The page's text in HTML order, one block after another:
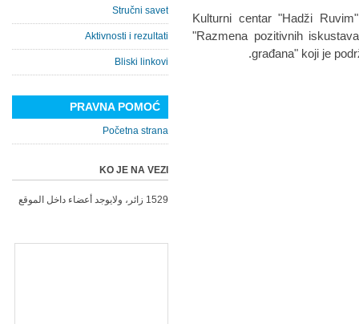
Kulturni centar "Hadži
"Razmena pozitivnih
građana" koji je
Stručni savet
Aktivnosti i rezultati
Bliski linkovi
PRAVNA POMOĆ
Početna strana
KO JE NA VEZI
1529 زائر، ولايوجد أعضاء داخل الموقع